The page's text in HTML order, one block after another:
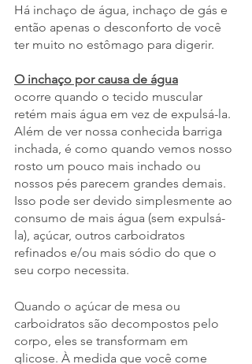
Há inchaço de água, inchaço de gás e
então apenas o desconforto de você
ter muito no estômago para digerir.
O inchaço por causa de água
ocorre quando o tecido muscular
retém mais água em vez de expulsá-la.
Além de ver nossa conhecida barriga
inchada, é como quando vemos nosso
rosto um pouco mais inchado ou
nossos pés parecem grandes demais.
Isso pode ser devido simplesmente ao
consumo de mais água (sem expulsá-
la), açúcar, outros carboidratos
refinados e/ou mais sódio do que o
seu corpo necessita.
Quando o açúcar de mesa ou
carboidratos são decompostos pelo
corpo, eles se transformam em
glicose. À medida que você come